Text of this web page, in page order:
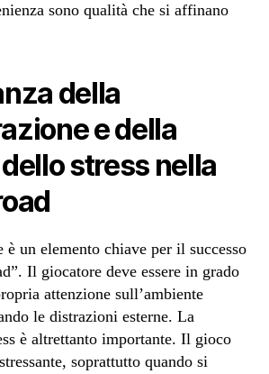
sono qualità che si affinano
della
e della
stress nella
è un elemento chiave per il successo
Il giocatore deve essere in grado
attenzione sull’ambiente
le distrazioni esterne. La
è altrettanto importante. Il gioco
soprattutto quando si